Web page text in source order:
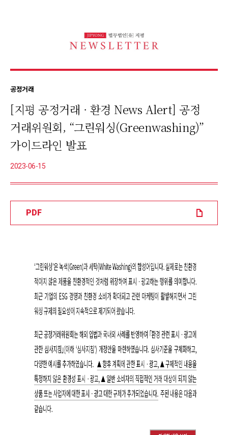
공정거래
[지평 공정거래 · 환경 News Alert] 공정
거래위원회, “그린워싱(Greenwashing)”
가이드라인 발표
2023-06-15
PDF